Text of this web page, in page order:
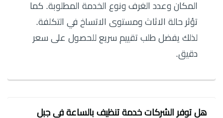
المكان وعدد الغرف ونوع الخدمة المطلوبة. كما
تؤثر حالة الاثاث ومستوى الاتساخ في التكلفة.
لذلك يفضل طلب تقييم سريع للحصول على سعر
دقيق.
هل توفر الشركات خدمة تنظيف بالساعة في جبل